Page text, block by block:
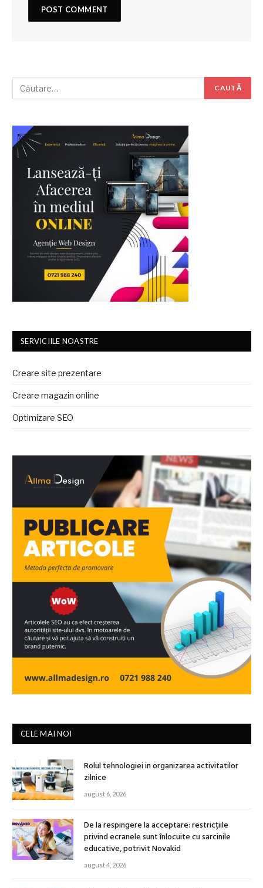
SERVICIILE NOASTRE
Creare site prezentare
Creare magazin online
Optimizare SEO
CELE MAI NOI
Rolul tehnologiei in organizarea activitatilor
zilnice
august 6, 2026
De la respingere la acceptare: restricțiile
privind ecranele sunt înlocuite cu sarcinile
educative, potrivit Novakid
august 4, 2026